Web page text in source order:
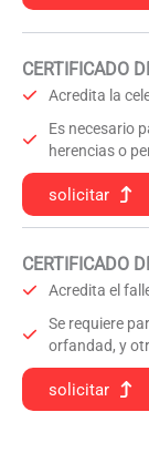
CERTIFICADO
Acredita la
Es necesario
herencias o
solicitar
CERTIFICADO
Acredita el
Se requiere
orfandad, y
solicitar